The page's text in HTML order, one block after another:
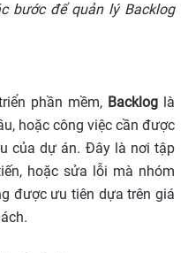
bước để quản lý Backlog
phần mềm, Backloglà
hoặc công việc cần được
của dự án. Đây là nơi tập
hoặc sửa lỗi mà nhóm
được ưu tiên dựa trên giá